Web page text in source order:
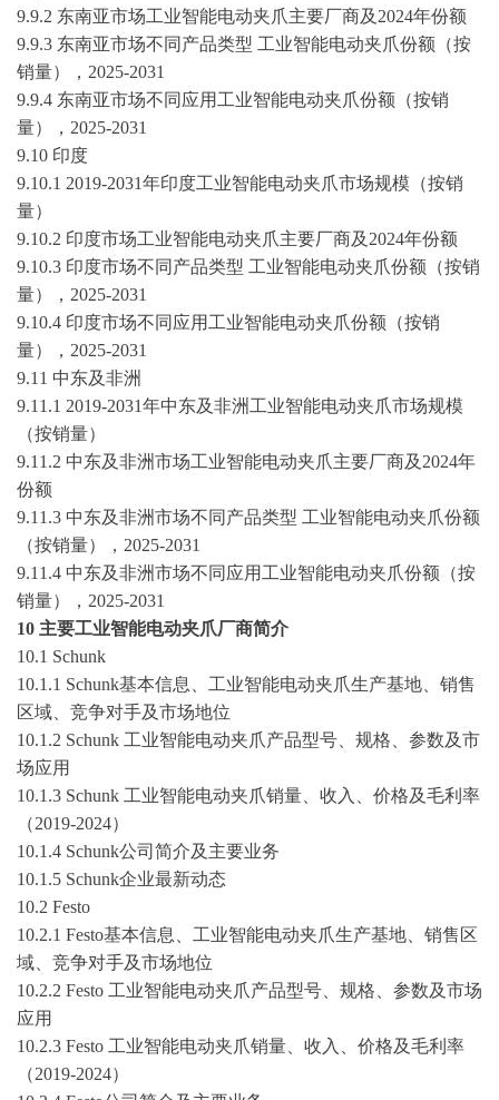
9.9.2 东南亚市场工业智能电动夹爪主要厂商及2024年份额
9.9.3 东南亚市场不同产品类型 工业智能电动夹爪份额（按
销量）， 2025-2031
9.9.4 东南亚市场不同应用工业智能电动夹爪份额（按销
量）， 2025-2031
9.10 印度
9.10.1 2019-2031年印度工业智能电动夹爪市场规模（按销
量）
9.10.2 印度市场工业智能电动夹爪主要厂商及2024年份额
9.10.3 印度市场不同产品类型 工业智能电动夹爪份额（按销
量）， 2025-2031
9.10.4 印度市场不同应用工业智能电动夹爪份额（按销
量）， 2025-2031
9.11 中东及非洲
9.11.1 2019-2031年中东及非洲工业智能电动夹爪市场规模
（按销量）
9.11.2 中东及非洲市场工业智能电动夹爪主要厂商及2024年
份额
9.11.3 中东及非洲市场不同产品类型 工业智能电动夹爪份额
（按销量）， 2025-2031
9.11.4 中东及非洲市场不同应用工业智能电动夹爪份额（按
销量）， 2025-2031
10 主要工业智能电动夹爪厂商简介
10.1 Schunk
10.1.1 Schunk基本信息、工业智能电动夹爪生产基地、销售
区域、竞争对手及市场地位
10.1.2 Schunk 工业智能电动夹爪产品型号、规格、参数及市
场应用
10.1.3 Schunk 工业智能电动夹爪销量、收入、价格及毛利率
（2019-2024）
10.1.4 Schunk公司简介及主要业务
10.1.5 Schunk企业最新动态
10.2 Festo
10.2.1 Festo基本信息、工业智能电动夹爪生产基地、销售区
域、竞争对手及市场地位
10.2.2 Festo 工业智能电动夹爪产品型号、规格、参数及市场
应用
10.2.3 Festo 工业智能电动夹爪销量、收入、价格及毛利率
（2019-2024）